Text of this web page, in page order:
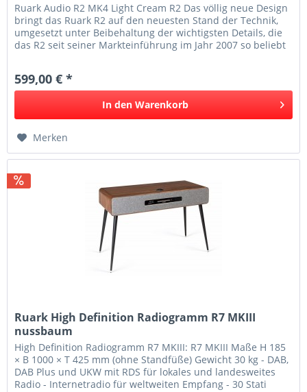
Ruark Audio R2 MK4 Light Cream R2 Das völlig neue Design
bringt das Ruark R2 auf den neuesten Stand der Technik,
umgesetzt unter Beibehaltung der wichtigsten Details, die
das R2 seit seiner Markteinführung im Jahr 2007 so beliebt
599,00 € *
In den Warenkorb
Merken
Ruark High Definition Radiogramm R7 MKIII
nussbaum
High Definition Radiogramm R7 MKIII: R7 MKIII Maße H 185
× B 1000 × T 425 mm (ohne Standfüße) Gewicht 30 kg - DAB,
DAB Plus und UKW mit RDS für lokales und landesweites
Radio - Internetradio für weltweiten Empfang - 30 Stati